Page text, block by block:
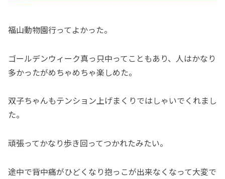
福山動物園行ってよかった。
ゴールデンウィーク真っ只中ってこともあり、人はかなり
多かったがめちゃめちゃ楽しめた。
双子ちゃんもテンション上げまくりではしゃいでくれまし
た。
頑張ってかなり歩き回ってつかれたみたい。
途中で背中痛がひどくなり抱っこが出来なくなって大変で